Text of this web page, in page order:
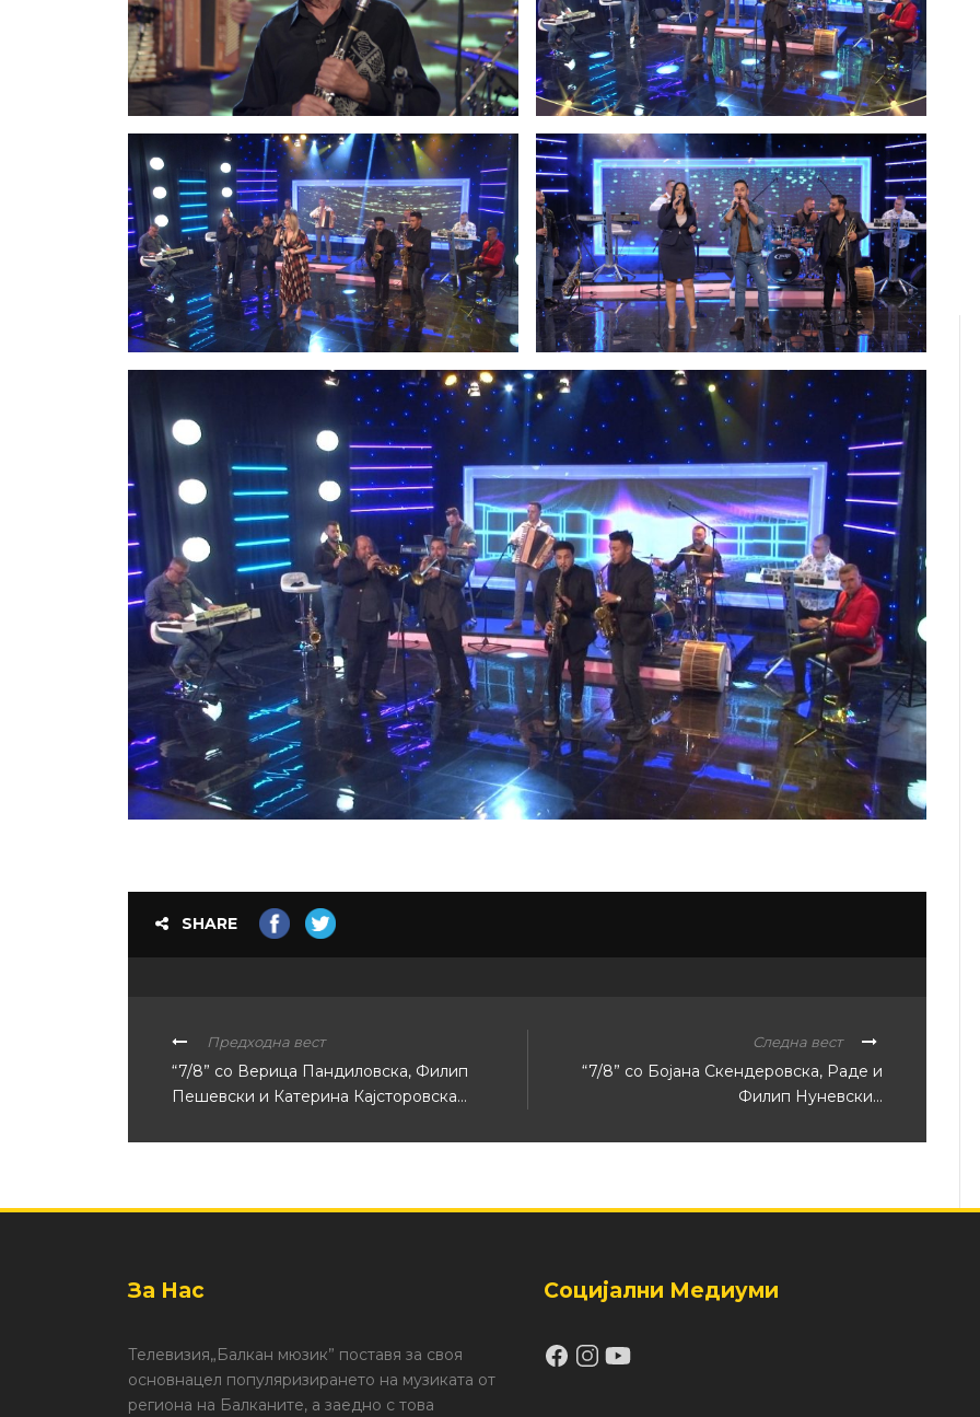
SHARE
Предходна вест
“7/8” со Верица Пандиловска, Филип
Пешевски и Катерина Кајсторовска…
Следна вест
“7/8” со Бојана Скендеровска, Раде и
Филип Нуневски…
За Нас
Телевизия„Балкан мюзик” поставя за своя
основнацел популяризирането на музиката от
региона на Балканите, а заедно с това
Социјални Медиуми